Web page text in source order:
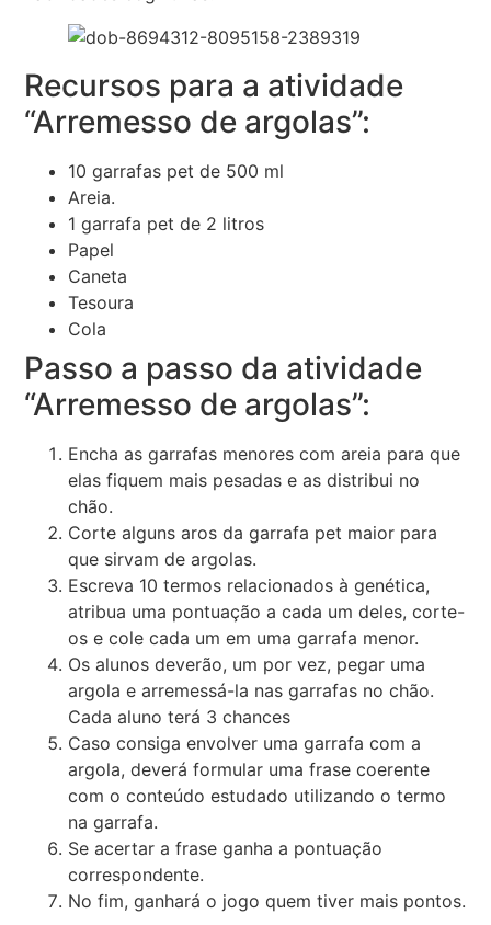
Recursos para a atividade
“Arremesso de argolas”:
10 garrafas pet de 500 ml
Areia.
1 garrafa pet de 2 litros
Papel
Caneta
Tesoura
Cola
Passo a passo da atividade
“Arremesso de argolas”:
Encha as garrafas menores com areia para que
elas fiquem mais pesadas e as distribui no
chão.
Corte alguns aros da garrafa pet maior para
que sirvam de argolas.
Escreva 10 termos relacionados à genética,
atribua uma pontuação a cada um deles, corte-
os e cole cada um em uma garrafa menor.
Os alunos deverão, um por vez, pegar uma
argola e arremessá-la nas garrafas no chão.
Cada aluno terá 3 chances
Caso consiga envolver uma garrafa com a
argola, deverá formular uma frase coerente
com o conteúdo estudado utilizando o termo
na garrafa.
Se acertar a frase ganha a pontuação
correspondente.
No fim, ganhará o jogo quem tiver mais pontos.